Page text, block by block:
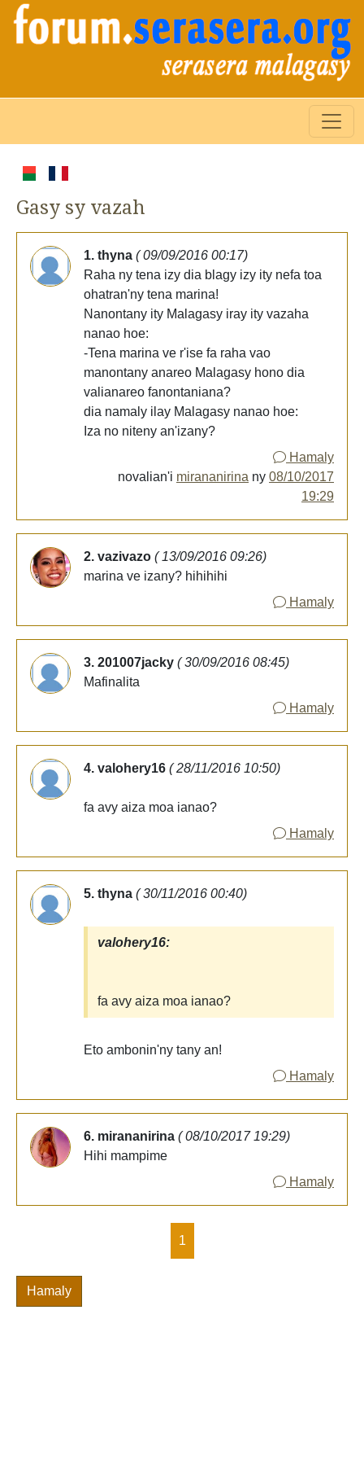
Gasy sy vazah
1. thyna ( 09/09/2016 00:17)
Raha ny tena izy dia blagy izy ity nefa toa
ohatran'ny tena marina!
Nanontany ity Malagasy iray ity vazaha
nanao hoe:
-Tena marina ve r'ise fa raha vao
manontany anareo Malagasy hono dia
valianareo fanontaniana?
dia namaly ilay Malagasy nanao hoe:
Iza no niteny an'izany?
Hamaly
novalian'i mirananirina ny 08/10/2017
19:29
2. vazivazo ( 13/09/2016 09:26)
marina ve izany? hihihihi
Hamaly
3. 201007jacky ( 30/09/2016 08:45)
Mafinalita
Hamaly
4. valohery16 ( 28/11/2016 10:50)
fa avy aiza moa ianao?
Hamaly
5. thyna ( 30/11/2016 00:40)
valohery16:
fa avy aiza moa ianao?
Eto ambonin'ny tany an!
Hamaly
6. mirananirina ( 08/10/2017 19:29)
Hihi mampime
Hamaly
1
Hamaly